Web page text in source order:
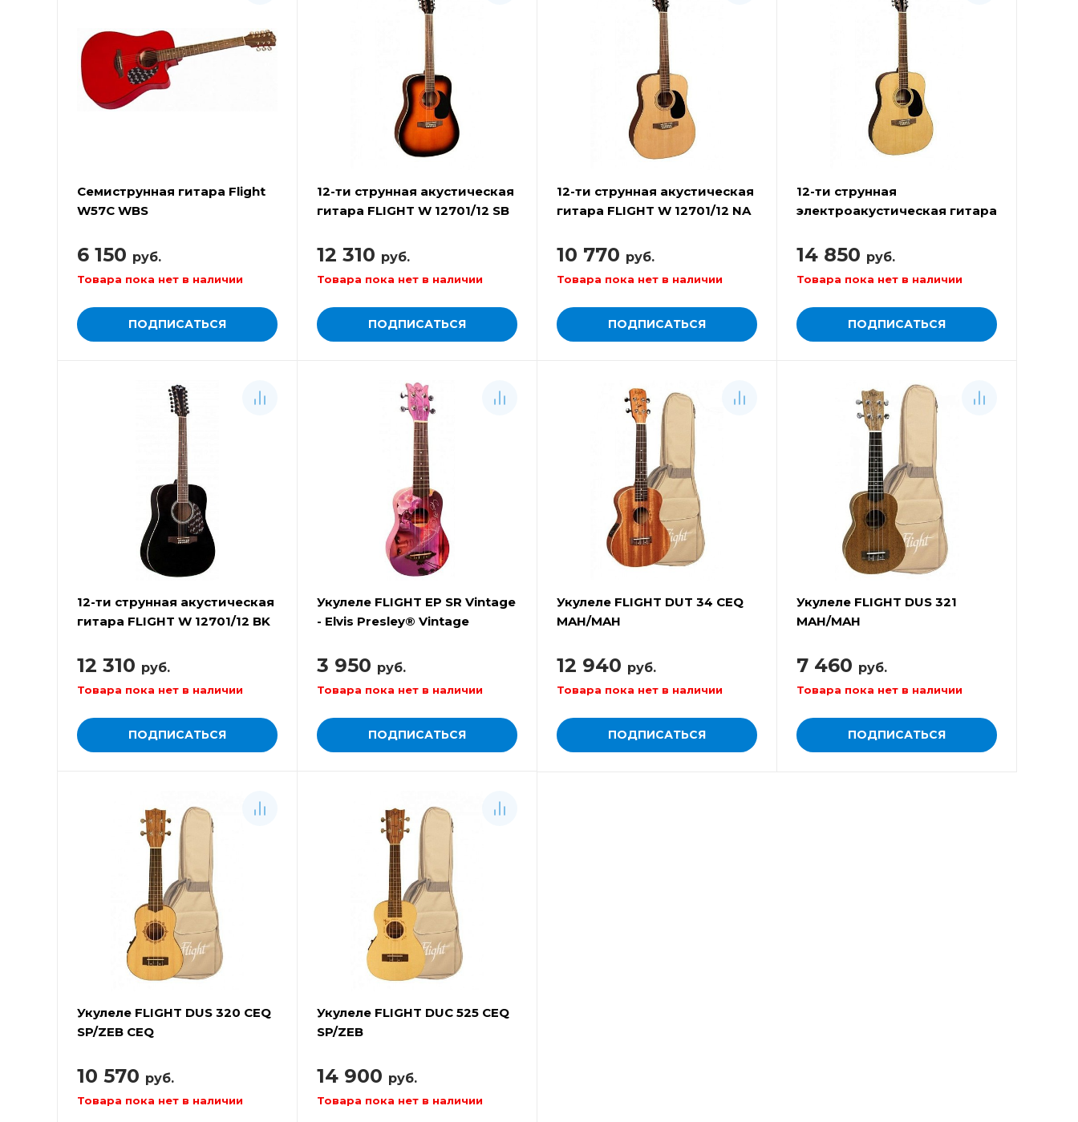
Семиструнная гитара Flight
W57C WBS
6 150 руб.
Товара пока нет в наличии
ПОДПИСАТЬСЯ
12-ти струнная акустическая
гитара FLIGHT W 12701/12 SB
12 310 руб.
Товара пока нет в наличии
ПОДПИСАТЬСЯ
12-ти струнная акустическая
гитара FLIGHT W 12701/12 NA
10 770 руб.
Товара пока нет в наличии
ПОДПИСАТЬСЯ
12-ти струнная
электроакустическая гитара
14 850 руб.
Товара пока нет в наличии
ПОДПИСАТЬСЯ
12-ти струнная акустическая
гитара FLIGHT W 12701/12 BK
12 310 руб.
Товара пока нет в наличии
ПОДПИСАТЬСЯ
Укулеле FLIGHT EP SR Vintage
- Elvis Presley® Vintage
3 950 руб.
Товара пока нет в наличии
ПОДПИСАТЬСЯ
Укулеле FLIGHT DUT 34 CEQ
MAH/MAH
12 940 руб.
Товара пока нет в наличии
ПОДПИСАТЬСЯ
Укулеле FLIGHT DUS 321
MAH/MAH
7 460 руб.
Товара пока нет в наличии
ПОДПИСАТЬСЯ
Укулеле FLIGHT DUS 320 CEQ
SP/ZEB CEQ
10 570 руб.
Товара пока нет в наличии
Укулеле FLIGHT DUC 525 CEQ
SP/ZEB
14 900 руб.
Товара пока нет в наличии